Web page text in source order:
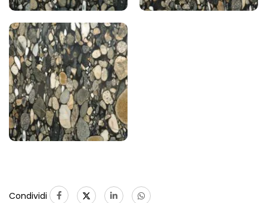
Condividi